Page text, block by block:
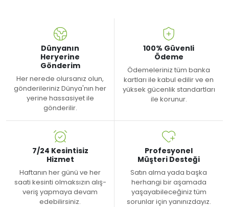
Dünyanın
Heryerine
Gönderim
Her nerede olursanız olun,
gönderileriniz Dünya'nın her
yerine hassasiyet ile
gönderilir.
100% Güvenli
Ödeme
Ödemeleriniz tüm banka
kartları ile kabul edilir ve en
yüksek gücenlik standartları
ile korunur.
7/24 Kesintisiz
Hizmet
Haftanın her günü ve her
saati kesinti olmaksızın alış-
veriş yapmaya devam
edebilirsiniz.
Profesyonel
Müşteri Desteği
Satın alma yada başka
herhangi bir aşamada
yaşayabileceğiniz tüm
sorunlar için yanınızdayız.